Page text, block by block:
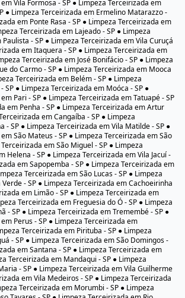
Vila Formosa - SP ● Limpeza Terceirizada em
● Limpeza Terceirizada em Ermelino Matarazzo -
em Ponte Rasa - SP ● Limpeza Terceirizada em
Terceirizada em Lajeado - SP ● Limpeza
- SP ● Limpeza Terceirizada em Vila Curuçá
em Itaquera - SP ● Limpeza Terceirizada em
Terceirizada em José Bonifácio - SP ● Limpeza
do Carmo - SP ● Limpeza Terceirizada em Mooca
Terceirizada em Belém - SP ● Limpeza
SP ● Limpeza Terceirizada em Moóca - SP ●
Pari - SP ● Limpeza Terceirizada em Tatuapé - SP
em Penha - SP ● Limpeza Terceirizada em Artur
em Cangaíba - SP ● Limpeza
- SP ● Limpeza Terceirizada em Vila Matilde - SP ●
São Mateus - SP ● Limpeza Terceirizada em São
em São Miguel - SP ● Limpeza
Helena - SP ● Limpeza Terceirizada em Vila Jacuí -
em Sapopemba - SP ● Limpeza Terceirizada em
Terceirizada em São Lucas - SP ● Limpeza
- SP ● Limpeza Terceirizada em Cachoeirinha
em Limão - SP ● Limpeza Terceirizada em
Terceirizada em Freguesia do Ó - SP ● Limpeza
- SP ● Limpeza Terceirizada em Tremembé - SP ●
Perus - SP ● Limpeza Terceirizada em
Terceirizada em Pirituba - SP ● Limpeza
- SP ● Limpeza Terceirizada em São Domingos -
em Santana - SP ● Limpeza Terceirizada em
Terceirizada em Mandaqui - SP ● Limpeza
- SP ● Limpeza Terceirizada em Vila Guilherme
em Vila Medeiros - SP ● Limpeza Terceirizada
Terceirizada em Morumbi - SP ● Limpeza